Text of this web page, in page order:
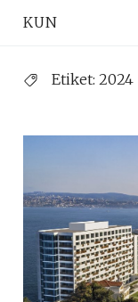
KUN
Etiket: 2024